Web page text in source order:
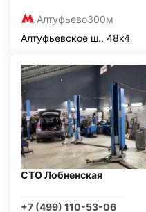
Алтуфьево300м
Алтуфьевское ш., 48к4
СТО Лобненская
+7 (499) 110-53-06